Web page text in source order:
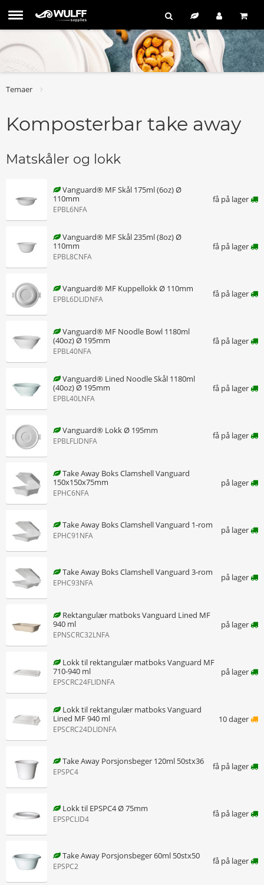
Temaer
Komposterbar take away
Matskåler og lokk
Vanguard® MF Skål 175ml (6oz) Ø
110mm
EPBL6NFA
få på lager
Vanguard® MF Skål 235ml (8oz) Ø
110mm
EPBL8CNFA
få på lager
Vanguard® MF Kuppellokk Ø 110mm
EPBL6DLIDNFA
få på lager
Vanguard® MF Noodle Bowl 1180ml
(40oz) Ø 195mm
EPBL40NFA
få på lager
Vanguard® Lined Noodle Skål 1180ml
(40oz) Ø 195mm
EPBL40LNFA
få på lager
Vanguard® Lokk Ø 195mm
EPBLFLIDNFA
få på lager
Take Away Boks Clamshell Vanguard
150x150x75mm
EPHC6NFA
på lager
Take Away Boks Clamshell Vanguard 1-rom
EPHC91NFA
på lager
Take Away Boks Clamshell Vanguard 3-rom
EPHC93NFA
på lager
Rektangulær matboks Vanguard Lined MF
940 ml
EPNSCRC32LNFA
på lager
Lokk til rektangulær matboks Vanguard MF
710-940 ml
EPSCRC24FLIDNFA
på lager
Lokk til rektangulær matboks Vanguard
Lined MF 940 ml
EPSCRC24DLIDNFA
10 dager
Take Away Porsjonsbeger 120ml 50stx36
EPSPC4
få på lager
Lokk til EPSPC4 Ø 75mm
EPSPCLID4
få på lager
Take Away Porsjonsbeger 60ml 50stx50
EPSPC2
få på lager